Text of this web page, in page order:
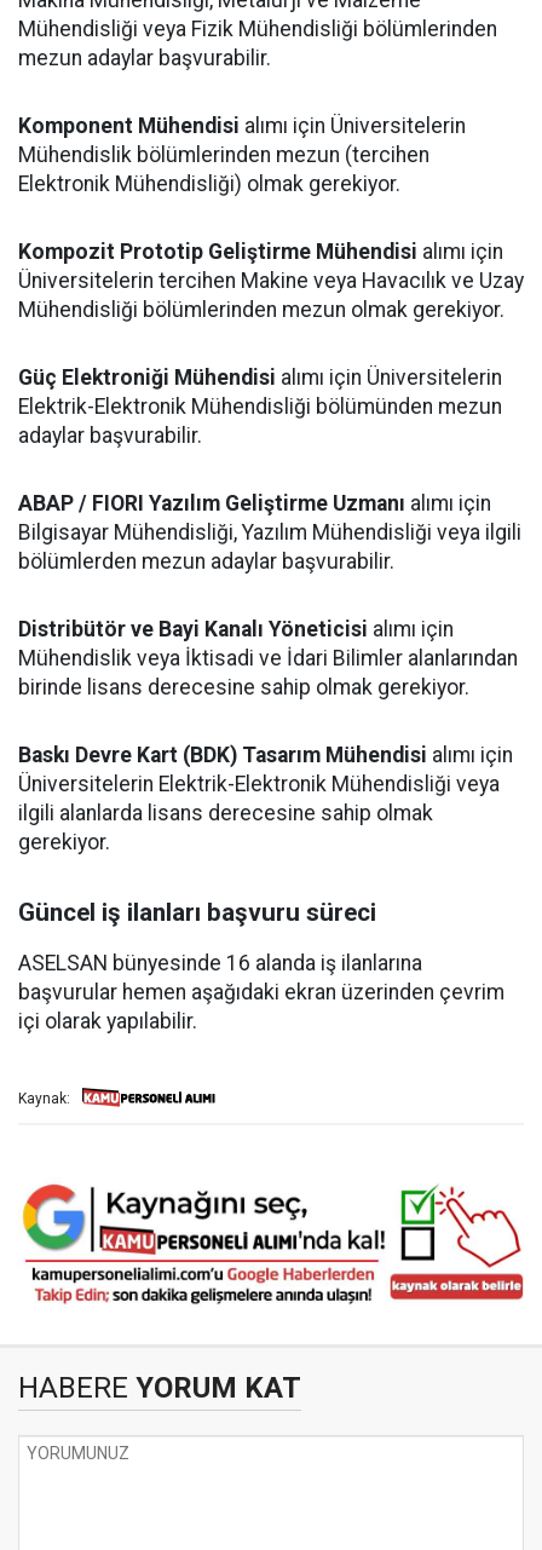
Mühendisliği veya Fizik Mühendisliği bölümlerinden
mezun adaylar başvurabilir.
Komponent Mühendisi alımı için Üniversitelerin
Mühendislik bölümlerinden mezun (tercihen
Elektronik Mühendisliği) olmak gerekiyor.
Kompozit Prototip Geliştirme Mühendisi alımı için
Üniversitelerin tercihen Makine veya Havacılık ve Uzay
Mühendisliği bölümlerinden mezun olmak gerekiyor.
Güç Elektroniği Mühendisi alımı için Üniversitelerin
Elektrik-Elektronik Mühendisliği bölümünden mezun
adaylar başvurabilir.
ABAP / FIORI Yazılım Geliştirme Uzmanı alımı için
Bilgisayar Mühendisliği, Yazılım Mühendisliği veya ilgili
bölümlerden mezun adaylar başvurabilir.
Distribütör ve Bayi Kanalı Yöneticisi alımı için
Mühendislik veya İktisadi ve İdari Bilimler alanlarından
birinde lisans derecesine sahip olmak gerekiyor.
Baskı Devre Kart (BDK) Tasarım Mühendisi alımı için
Üniversitelerin Elektrik-Elektronik Mühendisliği veya
ilgili alanlarda lisans derecesine sahip olmak
gerekiyor.
Güncel iş ilanları başvuru süreci
ASELSAN bünyesinde 16 alanda iş ilanlarına
başvurular hemen aşağıdaki ekran üzerinden çevrim
içi olarak yapılabilir.
Kaynak:
HABERE YORUM KAT